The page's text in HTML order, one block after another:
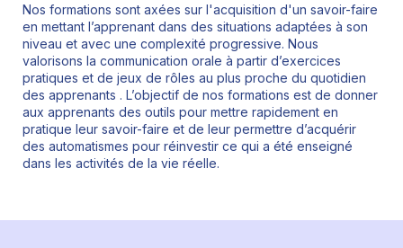
Nos formations sont axées sur l'acquisition d'un savoir-faire
en mettant l’apprenant dans des situations adaptées à son
niveau et avec une complexité progressive. Nous
valorisons la communication orale à partir d’exercices
pratiques et de jeux de rôles au plus proche du quotidien
des apprenants . L’objectif de nos formations est de donner
aux apprenants des outils pour mettre rapidement en
pratique leur savoir-faire et de leur permettre d’acquérir
des automatismes pour réinvestir ce qui a été enseigné
dans les activités de la vie réelle.